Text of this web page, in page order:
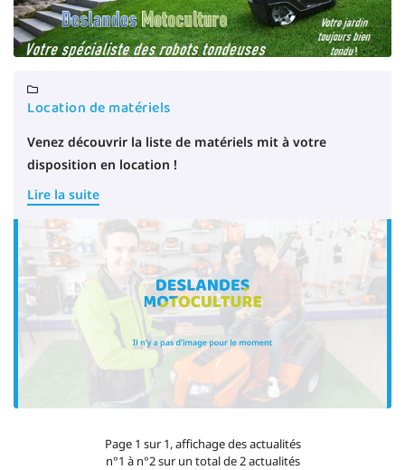
Accueil
- Outils
02 43 88 41
Restez

Location de matériels
Venez découvrir la liste de matériels mit à votre
disposition en location !
Lire la suite
Page 1 sur 1,affichage des actualités
n°1 à n°2 sur un total de 2actualités